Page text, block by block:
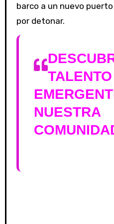
barco a un nuevo
por detonar.
TALENTO
NUESTRA